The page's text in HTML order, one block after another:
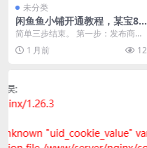
未分类
闲鱼鱼小铺开通教程，某宝88
元教程，免费分享。
简单三步结束。 第一步：发布商
品，已发布商品跳过。 第二步：扫
码开通鱼小铺 第三...
1 月前 12